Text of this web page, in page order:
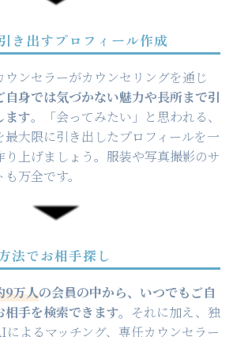
き出すプロフィール作成
ウンセラーがカウンセリングを通じ
自身では気づかない魅力や長所まで引
ます。「会ってみたい」と思われる、
最大限に引き出したプロフィールを一
り上げましょう。服装や写真撮影のサ
万全です。
法でお相手探し
9万人の会員の中から、いつでもご自
手を検索できます。 それに加え、独
によるマッチング、専任カウンセラー